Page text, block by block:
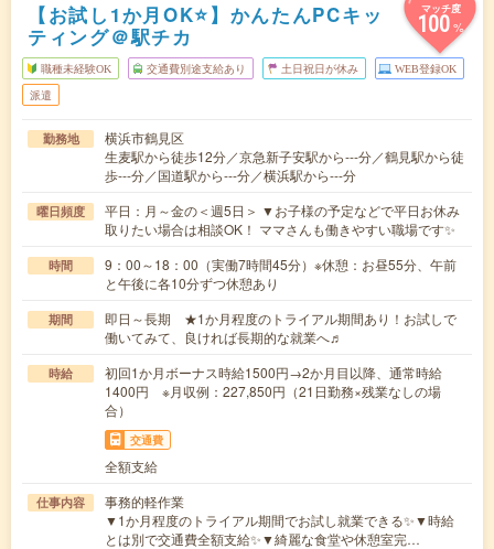
マッチ度
100%
【お試し1か月OK⭐】かんたんPCキッ
ティング＠駅チカ
職種未経験OK 交通費別途支給あり 土日祝日が休み WEB登録OK
派遣
勤務地
横浜市鶴見区
生麦駅から徒歩12分／京急新子安駅から---分／鶴見駅から徒
歩---分／国道駅から---分／横浜駅から---分
曜日頻度
平日：月～金の＜週5日＞ ▼お子様の予定などで平日お休み
取りたい場合は相談OK！ ママさんも働きやすい職場です✨
時間
9：00～18：00（実働7時間45分）※休憩：お昼55分、午前
と午後に各10分ずつ休憩あり
期間
即日～長期 ★1か月程度のトライアル期間あり！お試しで
働いてみて、良ければ長期的な就業へ♬
時給
初回1か月ボーナス時給1500円→2か月目以降、通常時給
1400円 ※月収例：227,850円（21日勤務×残業なしの場
合）
交通費
全額支給
仕事内容
事務的軽作業
▼1か月程度のトライアル期間でお試し就業できる✨▼時給
とは別で交通費全額支給✨▼綺麗な食堂や休憩室完…